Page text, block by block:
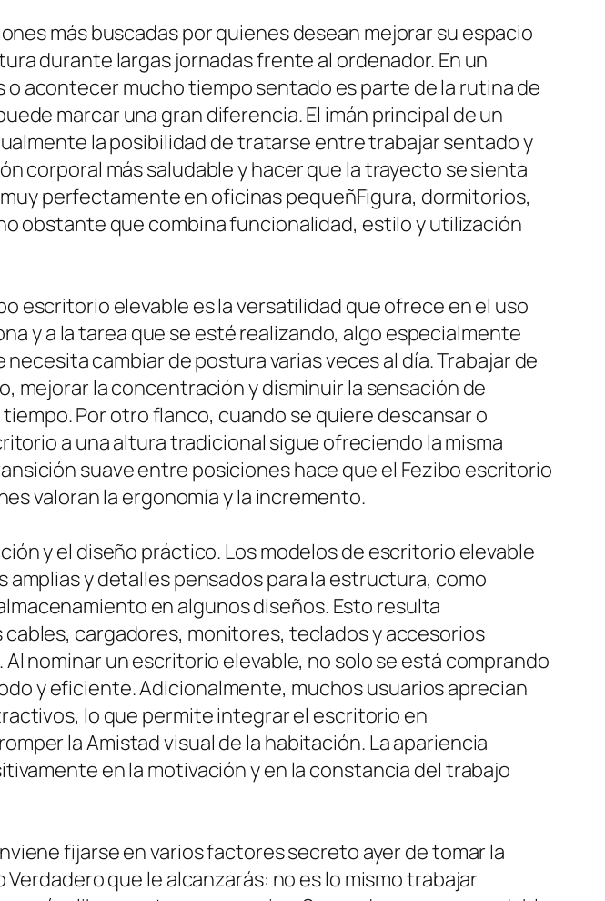
más buscadas por quienes desean mejorar su espacio
durante largas jornadas frente al ordenador. En un
acontecer mucho tiempo sentado es parte de la rutina de
marcar una gran diferencia. El imán principal de un
la posibilidad de tratarse entre trabajar sentado y
corporal más saludable y hacer que la trayecto se sienta
perfectamente en oficinas pequeñFigura, dormitorios,
obstante que combina funcionalidad, estilo y utilización
escritorio elevable es la versatilidad que ofrece en el uso
y a la tarea que se esté realizando, algo especialmente
cambiar de postura varias veces al día. Trabajar de
mejorar la concentración y disminuir la sensación de
Por otro flanco, cuando se quiere descansar o
a una altura tradicional sigue ofreciendo la misma
suave entre posiciones hace que el Fezibo escritorio
valoran la ergonomía y la incremento.
y el diseño práctico. Los modelos de escritorio elevable
y detalles pensados para la estructura, como
en algunos diseños. Esto resulta
cargadores, monitores, teclados y accesorios
nominar un escritorio elevable, no solo se está comprando
y eficiente. Adicionalmente, muchos usuarios aprecian
lo que permite integrar el escritorio en
la Amistad visual de la habitación. La apariencia
en la motivación y en la constancia del trabajo
fijarse en varios factores secreto ayer de tomar la
que le alcanzarás: no es lo mismo trabajar